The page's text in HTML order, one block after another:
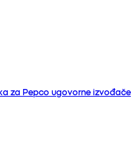
za Pepco ugovorne izvođače